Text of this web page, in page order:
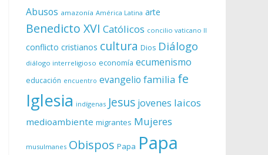
Abusos amazonía América Latina arte
Benedicto XVI Católicos concilio vaticano II
conflicto cristianos cultura Dios Diálogo
diálogo interreligioso economía ecumenismo
educación encuentro evangelio familia fe
Iglesia indígenas Jesus jovenes laicos
medioambiente migrantes Mujeres
musulmanes Obispos Papa Papa